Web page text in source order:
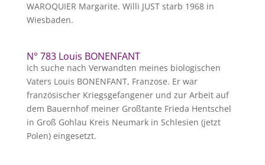
WAROQUIER Margarite. Willi JUST starb 1968 in
Wiesbaden.
N° 783 Louis BONENFANT
Ich suche nach Verwandten meines biologischen
Vaters Louis BONENFANT, Franzose. Er war
französischer Kriegsgefangener und zur Arbeit auf
dem Bauernhof meiner Großtante Frieda Hentschel
in Groß Gohlau Kreis Neumark in Schlesien (jetzt
Polen) eingesetzt.